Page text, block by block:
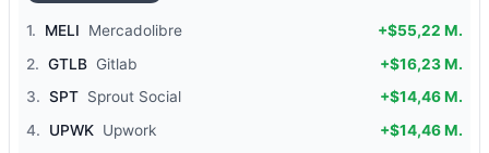
1. MELI Mercadolibre
+$55,22 M.
2. GTLB Gitlab
+$16,23 M.
3. SPT Sprout Social
+$14,46 M.
4.
UPWK Upwork
+$14,46 M.